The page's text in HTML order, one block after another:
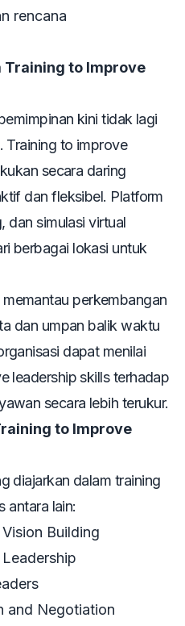
rencana
Training to Improve
kini tidak lagi
Training to improve
secara daring
dan fleksibel. Platform
dan simulasi virtual
berbagai lokasi untuk
perkembangan
dan umpan balik waktu
dapat menilai
leadership skillsterhadap
secara lebih terukur.
to Improve
diajarkan dalam training
antara lain:
Building
and Negotiation